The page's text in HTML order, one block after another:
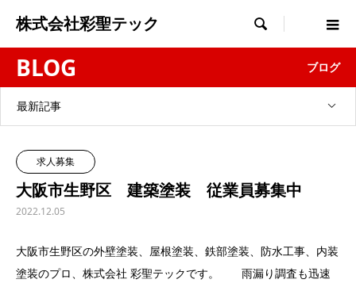
株式会社彩聖テック 
BLOG ブログ
最新記事
求人募集
大阪市生野区 建築塗装 従業員募集中
2022.12.05
大阪市生野区の外壁塗装、屋根塗装、鉄部塗装、防水工事、内装
塗装のプロ、株式会社 彩聖テックです。 雨漏り調査も迅速